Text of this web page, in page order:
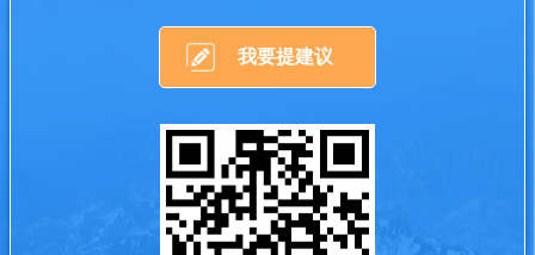
我要提建议